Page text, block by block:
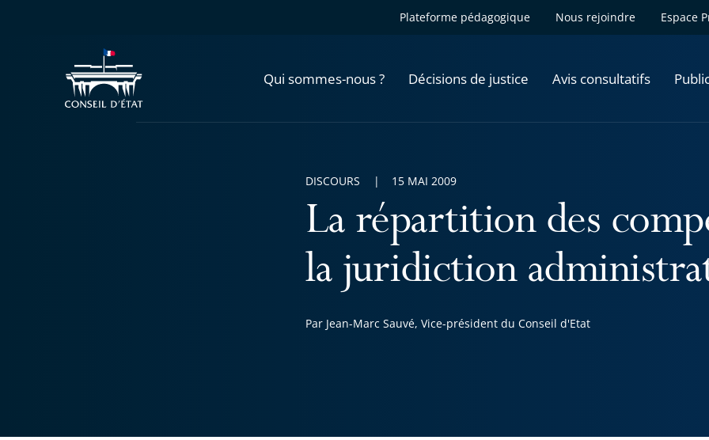
Plateforme pédagogique Nous rejoindre Espace
Qui sommes-nous ? Décisions de justice Avis consultatifs
La répartition des
la juridiction
Par Jean-Marc Sauvé, Vice-président du Conseil d'Etat
DISCOURS 15 MAI 2009